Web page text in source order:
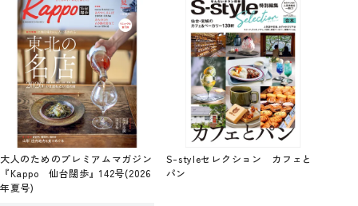
大人のためのプレミアムマガジン
『Kappo 仙台闊歩』142号(2026
年夏号)
S-styleセレクション カフェと
パン